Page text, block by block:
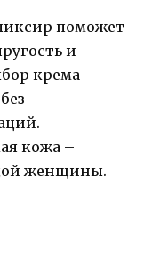
поможет
и
крема
кожа –
женщины.